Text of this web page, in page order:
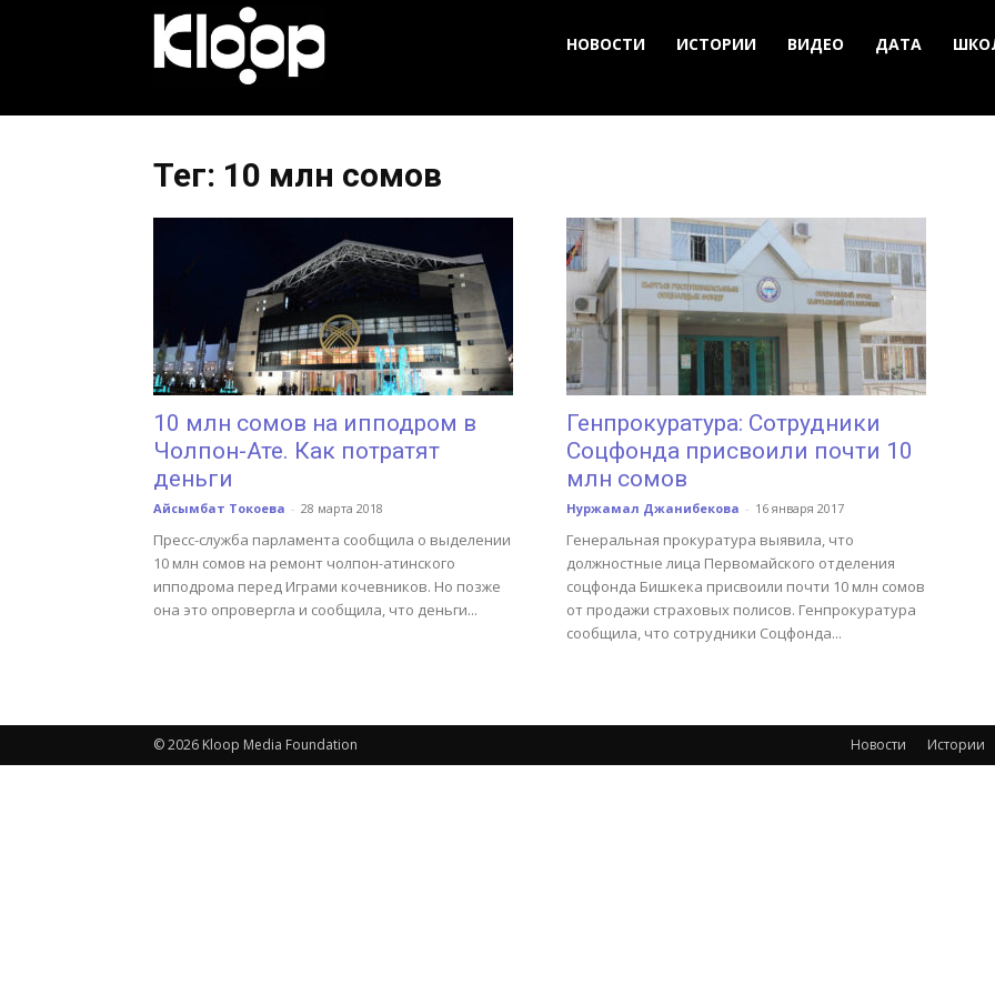
Новости
Кыргызстана
НОВОСТИ ИСТОРИИ ВИДЕО ДАТА
Тег: 10 млн сомов
10 млн сомов на ипподром в
Чолпон-Ате. Как потратят
деньги
Айсымбат Токоева - 28 марта 2018
Пресс-служба парламента сообщила о выделении
10 млн сомов на ремонт чолпон-атинского
ипподрома перед Играми кочевников. Но позже
она это опровергла и сообщила, что деньги...
Генпрокуратура: Сотрудники
Соцфонда присвоили почти 10
млн сомов
Нуржамал Джанибекова - 16 января 2017
Генеральная прокуратура выявила, что
должностные лица Первомайского отделения
соцфонда Бишкека присвоили почти 10 млн сомов
от продажи страховых полисов. Генпрокуратура
сообщила, что сотрудники Соцфонда...
Новости Истории
© 2026 Kloop Media Foundation